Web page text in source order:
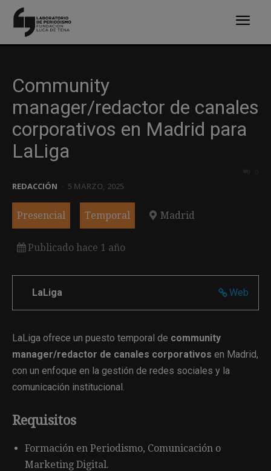
Community
manager/redactor de canales
corporativos en Madrid para
LaLiga
REDACCIÓN 5 MARZO, 2025
Presencial Temporal Madrid
Publicado hace 1 año
Web
LaLiga
LaLiga ofrece un puesto temporal de community
manager/redactor de canales corporativos en Madrid,
con un enfoque en la gestión de redes sociales y la
comunicación institucional.
Requisitos
Formación en Periodismo, Comunicación o
Marketing Digital.